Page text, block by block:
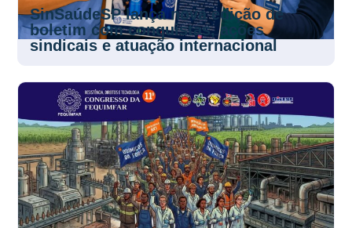
SinSaúdeSP lança nova edição de
boletim com conquistas, ações
sindicais e atuação internacional